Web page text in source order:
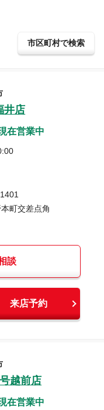
市区町村で検索
井店
在営業中
町交差点角
談
来店予約
越前店
在営業中